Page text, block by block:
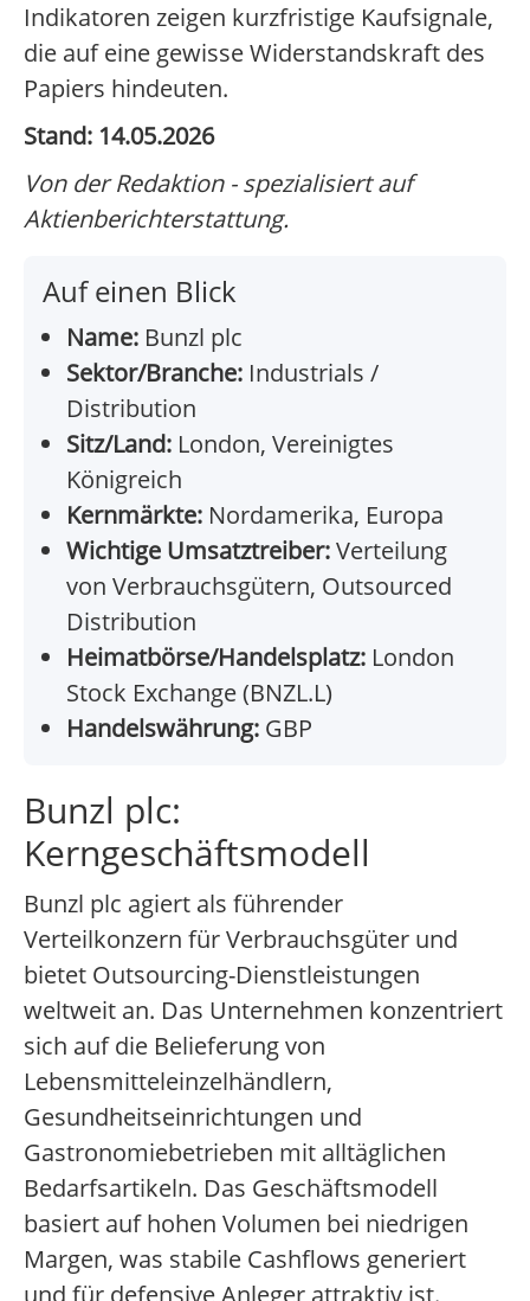
Indikatoren zeigen kurzfristige Kaufsignale,
die auf eine gewisse Widerstandskraft des
Papiers hindeuten.
Stand: 14.05.2026
Von der Redaktion - spezialisiert auf
Aktienberichterstattung.
Auf einen Blick
Name: Bunzl plc
Sektor/Branche: Industrials /
Distribution
Sitz/Land: London, Vereinigtes
Königreich
Kernmärkte: Nordamerika, Europa
Wichtige Umsatztreiber:Verteilung
von Verbrauchsgütern, Outsourced
Distribution
Heimatbörse/Handelsplatz: London
Stock Exchange (BNZL.L)
Handelswährung: GBP
Bunzl plc:
Kerngeschäftsmodell
Bunzl plc agiert als führender
Verteilkonzern für Verbrauchsgüter und
bietet Outsourcing-Dienstleistungen
weltweit an. Das Unternehmen konzentriert
sich auf die Belieferung von
Lebensmitteleinzelhändlern,
Gesundheitseinrichtungen und
Gastronomiebetrieben mit alltäglichen
Bedarfsartikeln. Das Geschäftsmodell
basiert auf hohen Volumen bei niedrigen
Margen, was stabile Cashflows generiert